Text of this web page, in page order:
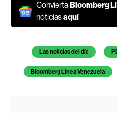
ConviertaBloomberg
noticiasaquí
Temas de este artículo
Las noticias del día
Bloomberg Línea Venezuela